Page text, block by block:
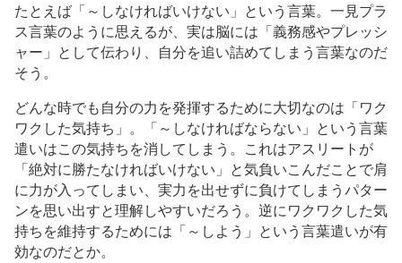
たとえば「～しなければいけない」という言葉。一見プラ
ス言葉のように思えるが、実は脳には「義務感やプレッシ
ャー」として伝わり、自分を追い詰めてしまう言葉なのだ
そう。
どんな時でも自分の力を発揮するために大切なのは「ワク
ワクした気持ち」。「～しなければならない」という言葉
遣いはこの気持ちを消してしまう。これはアスリートが
「絶対に勝たなければいけない」と気負いこんだことで肩
に力が入ってしまい、実力を出せずに負けてしまうパター
ンを思い出すと理解しやすいだろう。逆にワクワクした気
持ちを維持するためには「～しよう」という言葉遣いが有
効なのだとか。